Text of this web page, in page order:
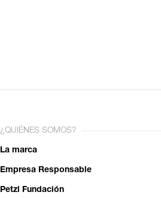
¿QUIÉNES SOMOS?
La marca
Empresa Responsable
Petzl Fundación